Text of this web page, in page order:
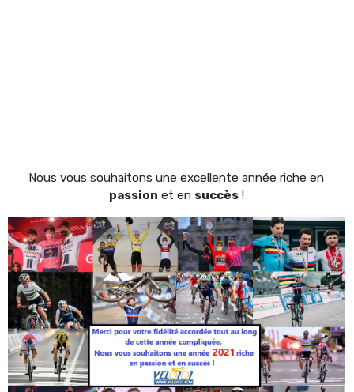
Nous vous souhaitons une excellente année riche en
passion et en succès!